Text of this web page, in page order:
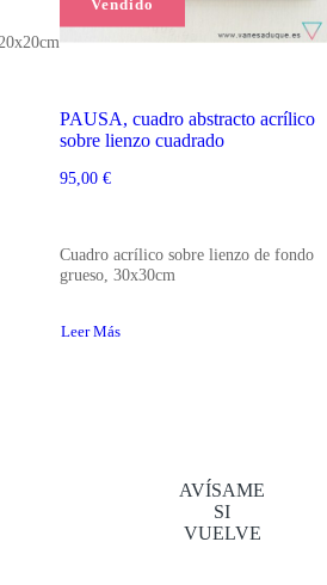
PAUSA, cuadro abstracto acrílico
sobre lienzo cuadrado
95,00 €
Cuadro acrílico sobre lienzo de fondo
grueso, 30x30cm
Leer Más
AVÍSAME
SI
VUELVE